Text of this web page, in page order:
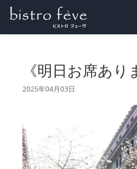
《明日お席あり
2025年04月03日